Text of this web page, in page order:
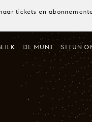
tickets en
DE MUNT STEUN